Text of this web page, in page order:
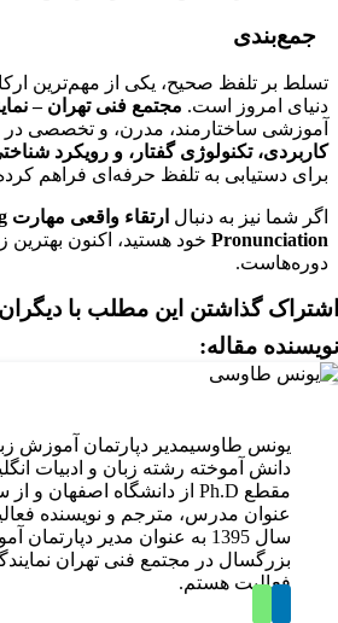
جمع‌بندی
تسلط بر تلفظ صحیح، یکی از مهم‌ترین
دنیای امروز است. مجتمع فنی تهران –
آموزشی ساختارمند، مدرن، و تخصصی در
کاربردی، تکنولوژی گفتار، و رویکرد
برای دستیابی به تلفظ حرفه‌ای فراهم
اگر شما نیز به دنبال ارتقاء واقعی مهارت
Pronunciationخود هستید، اکنون بهترین
دوره‌هاست.
گذاشتن این مطلب با دیگران
مقاله:
یونس طاوسیمدیر دپارتمان آموزش
دانش آموخته رشته زبان و ادبیات
عنوان مدرس، مترجم و نویسنده
سال 1395 به عنوان مدیر
بزرگسال در مجتمع فنی تهران
فعالیت هستم.